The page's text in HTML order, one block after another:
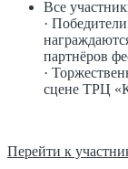
Все
·
партнёров
·
сцене ТРЦ
Перейти к